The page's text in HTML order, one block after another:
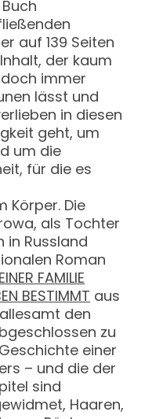
auf 139 Seiten
der kaum
immer
lässt und
in diesen
geht, um
um die
für die es
Körper. Die
als Tochter
in Russland
Roman
FAMILIE
BESTIMMT aus
den
zu
einer
– und die der
sind
Haaren,